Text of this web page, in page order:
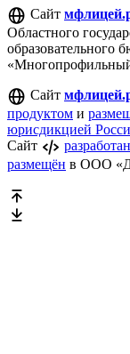
Сайт
Областного
образовательного
Сайт
продуктом и
юрисдикцией
Сайт
разработан
размещён в ООО